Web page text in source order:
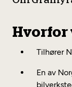
Hvorfor
Tilhører
En av